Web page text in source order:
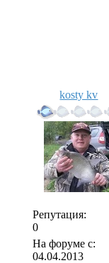
kosty kv
Репутация:
0
На форуме с:
04.04.2013